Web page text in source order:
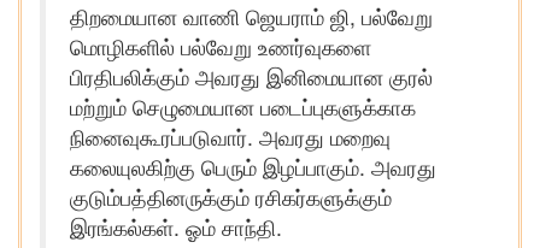
திறமையான வாணி ஜெயராம் ஜி, பல்வேறு
மொழிகளில் பல்வேறு உணர்வுகளை
பிரதிபலிக்கும் அவரது இனிமையான குரல்
மற்றும் செழுமையான படைப்புகளுக்காக
நினைவுகூரப்படுவார். அவரது மறைவு
கலையுலகிற்கு பெரும் இழப்பாகும். அவரது
குடும்பத்தினருக்கும் ரசிகர்களுக்கும்
இரங்கல்கள். ஓம் சாந்தி.